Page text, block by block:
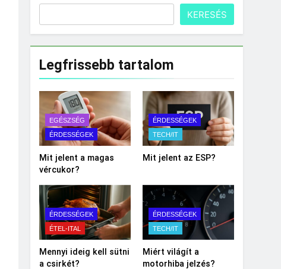
KERESÉS
Legfrissebb tartalom
EGÉSZSÉG
ÉRDESSÉGEK
Mit jelent a magas
vércukor?
ÉRDESSÉGEK
TECH/IT
Mit jelent az ESP?
ÉRDESSÉGEK
ÉTEL-ITAL
Mennyi ideig kell sütni
a csirkét?
ÉRDESSÉGEK
TECH/IT
Miért világít a
motorhiba jelzés?